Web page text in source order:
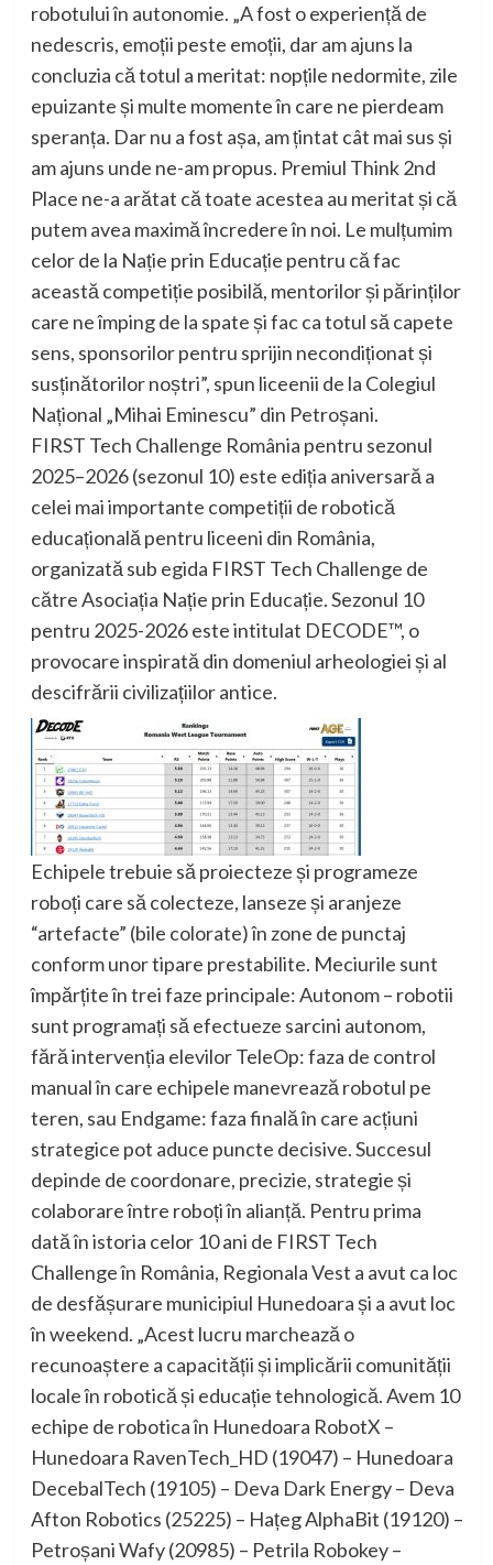
robotului în autonomie. „A fost o experiență de
nedescris, emoții peste emoții, dar am ajuns la
concluzia că totul a meritat: nopțile nedormite, zile
epuizante și multe momente în care ne pierdeam
speranța. Dar nu a fost așa, am țintat cât mai sus și
am ajuns unde ne-am propus. Premiul Think 2nd
Place ne-a arătat că toate acestea au meritat și că
putem avea maximă încredere în noi. Le mulțumim
celor de la Nație prin Educație pentru că fac
această competiție posibilă, mentorilor și părinților
care ne împing de la spate și fac ca totul să capete
sens, sponsorilor pentru sprijin necondiționat și
susținătorilor noștri”, spun liceenii de la Colegiul
Național „Mihai Eminescu” din Petroșani.
FIRST Tech Challenge România pentru sezonul
2025–2026 (sezonul 10) este ediția aniversară a
celei mai importante competiții de robotică
educațională pentru liceeni din România,
organizată sub egida FIRST Tech Challenge de
către Asociația Nație prin Educație. Sezonul 10
pentru 2025-2026 este intitulat DECODE™, o
provocare inspirată din domeniul arheologiei și al
descifrării civilizațiilor antice.
Echipele trebuie să proiecteze și programeze
roboți care să colecteze, lanseze și aranjeze
“artefacte” (bile colorate) în zone de punctaj
conform unor tipare prestabilite. Meciurile sunt
împărțite în trei faze principale: Autonom – robotii
sunt programați să efectueze sarcini autonom,
fără intervenția elevilor TeleOp: faza de control
manual în care echipele manevrează robotul pe
teren, sau Endgame: faza finală în care acțiuni
strategice pot aduce puncte decisive. Succesul
depinde de coordonare, precizie, strategie și
colaborare între roboți în alianță. Pentru prima
dată în istoria celor 10 ani de FIRST Tech
Challenge în România, Regionala Vest a avut ca loc
de desfășurare municipiul Hunedoara și a avut loc
în weekend. „Acest lucru marchează o
recunoaștere a capacității și implicării comunității
locale în robotică și educație tehnologică. Avem 10
echipe de robotica în Hunedoara RobotX –
Hunedoara RavenTech_HD (19047) – Hunedoara
DecebalTech (19105) – Deva Dark Energy – Deva
Afton Robotics (25225) – Hațeg AlphaBit (19120) –
Petroșani Wafy (20985) – Petrila Robokey –